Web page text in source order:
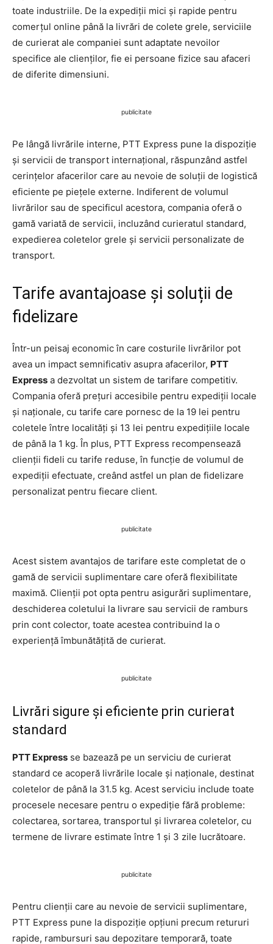
toate industriile. De la expediții mici și rapide pentru
comerțul online până la livrări de colete grele, serviciile
de curierat ale companiei sunt adaptate nevoilor
specifice ale clienților, fie ei persoane fizice sau afaceri
de diferite dimensiuni.
publicitate
Pe lângă livrările interne, PTT Express pune la dispoziție
și servicii de transport internațional, răspunzând astfel
cerințelor afacerilor care au nevoie de soluții de logistică
eficiente pe piețele externe. Indiferent de volumul
livrărilor sau de specificul acestora, compania oferă o
gamă variată de servicii, incluzând curieratul standard,
expedierea coletelor grele și servicii personalizate de
transport.
Tarife avantajoase și soluții de
fidelizare
Într-un peisaj economic în care costurile livrărilor pot
avea un impact semnificativ asupra afacerilor, PTT
Express a dezvoltat un sistem de tarifare competitiv.
Compania oferă prețuri accesibile pentru expediții locale
și naționale, cu tarife care pornesc de la 19 lei pentru
coletele între localități și 13 lei pentru expedițiile locale
de până la 1 kg. În plus, PTT Express recompensează
clienții fideli cu tarife reduse, în funcție de volumul de
expediții efectuate, creând astfel un plan de fidelizare
personalizat pentru fiecare client.
publicitate
Acest sistem avantajos de tarifare este completat de o
gamă de servicii suplimentare care oferă flexibilitate
maximă. Clienții pot opta pentru asigurări suplimentare,
deschiderea coletului la livrare sau servicii de ramburs
prin cont colector, toate acestea contribuind la o
experiență îmbunătățită de curierat.
publicitate
Livrări sigure și eficiente prin curierat
standard
PTT Express se bazează pe un serviciu de curierat
standard ce acoperă livrările locale și naționale, destinat
coletelor de până la 31.5 kg. Acest serviciu include toate
procesele necesare pentru o expediție fără probleme:
colectarea, sortarea, transportul și livrarea coletelor, cu
termene de livrare estimate între 1 și 3 zile lucrătoare.
publicitate
Pentru clienții care au nevoie de servicii suplimentare,
PTT Express pune la dispoziție opțiuni precum retururi
rapide, rambursuri sau depozitare temporară, toate